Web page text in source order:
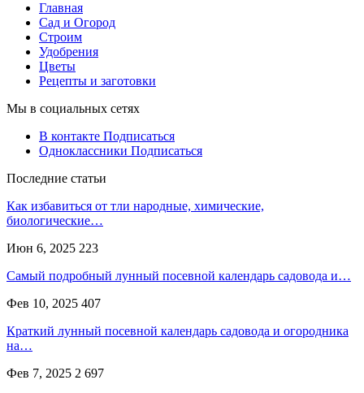
Главная
Сад и Огород
Строим
Удобрения
Цветы
Рецепты и заготовки
Мы в социальных сетях
В контакте Подписаться
Одноклассники Подписаться
Последние статьи
Как избавиться от тли народные, химические,
биологические…
Июн 6, 2025 223
Самый подробный лунный посевной календарь садовода и…
Фев 10, 2025 407
Краткий лунный посевной календарь садовода и огородника
на…
Фев 7, 2025 2 697